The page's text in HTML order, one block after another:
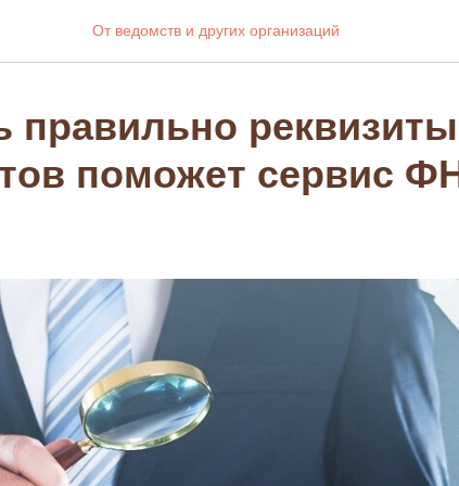
От ведомств и других организаций
правильно реквизиты
поможет сервис